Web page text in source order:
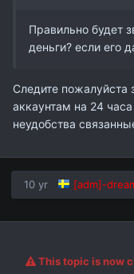
Правильно будет
деньги? если его
Следите
аккаунтам на 24
неудобства
10 yr [adm]-
This topic is now